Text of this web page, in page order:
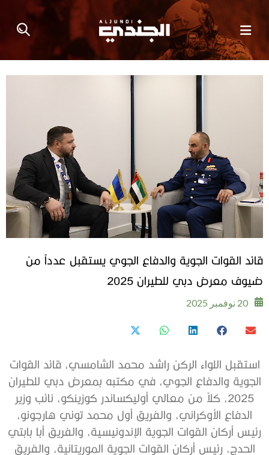
قائد القوات الجوية والدفاع الجوي يستقبل عدداً من
ضيوف معرض دبي للطيران 2025
20 نوفمبر 2025
استقبل اللواء الركن راشد محمد الشامسي، قائد القوات
الجوية والدفاع الجوي، في مكتبه بمعرض دبي للطيران
2025، كلاً من معالي أوليكساندر كوزينكو، نائب وزير
الدفاع الأوكراني، والفريق أول محمد توني هارجونو،
رئيس أركان القوات الجوية الإندونيسية، والفريق أبا بابتي
الحدج، رئيس أركان القوات الجوية الموريتانية، والفريق